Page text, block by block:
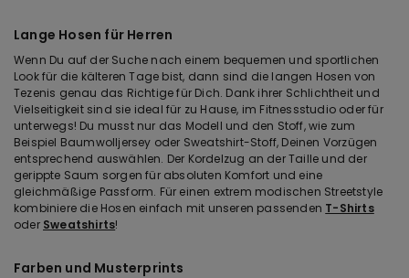
Lange Hosen für Herren
Wenn Du auf der Suche nach einem bequemen und sportlichen
Look für die kälteren Tage bist, dann sind die langen Hosen von
Tezenis genau das Richtige für Dich. Dank ihrer Schlichtheit und
Vielseitigkeit sind sie ideal für zu Hause, im Fitnessstudio oder für
unterwegs! Du musst nur das Modell und den Stoff, wie zum
Beispiel Baumwolljersey oder Sweatshirt-Stoff, Deinen Vorzügen
entsprechend auswählen. Der Kordelzug an der Taille und der
gerippte Saum sorgen für absoluten Komfort und eine
gleichmäßige Passform. Für einen extrem modischen Streetstyle
kombiniere die Hosen einfach mit unseren passenden T-Shirts
oder Sweatshirts!
Farben und Musterprints